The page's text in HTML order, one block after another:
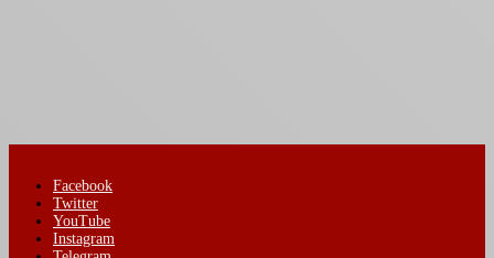
Facebook
Twitter
YouTube
Instagram